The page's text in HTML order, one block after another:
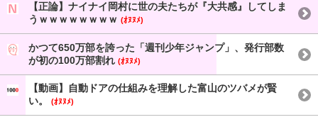
【正論】ナイナイ岡村に世の夫たちが『大共感』してしま
うｗｗｗｗｗｗｗｗ (ｵﾇﾇﾒ)
かつて650万部を誇った「週刊少年ジャンプ」、発行部数
が初の100万部割れ (ｵﾇﾇﾒ)
【動画】自動ドアの仕組みを理解した富山のツバメが賢
い。
(ｵﾇﾇﾒ)